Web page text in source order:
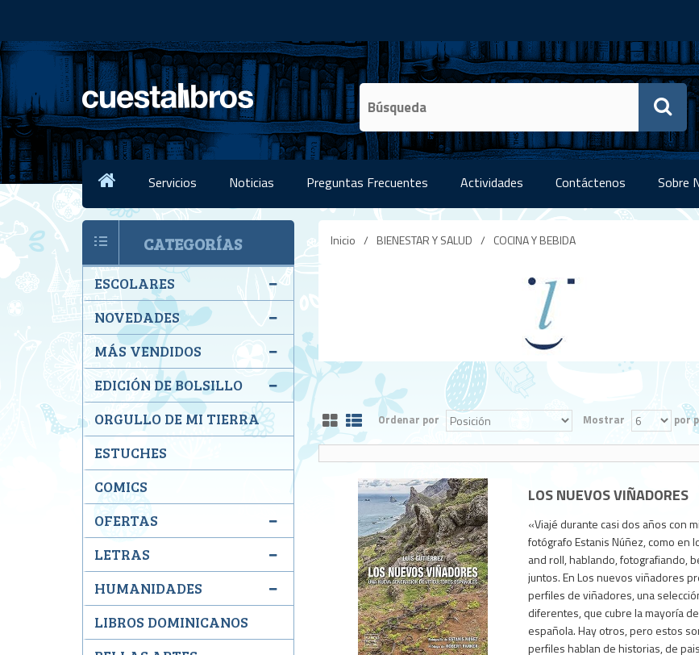
Servicios Noticias Preguntas Frecuentes Actividades Contáctenos Sobre
Inicio / BIENESTAR Y SALUD / COCINA Y BEBIDA
Ordenar por Mostrar por
1,350
LOS NUEVOS VIÑADORES
«Viajé durante casi dos años con
fotógrafo Estanis Núñez, como en
and roll, hablando, fotografiando,
juntos. En Los nuevos viñadores
perfiles de viñadores, una
diferentes, que cubre la mayoría
española. Hay otros, pero estos
perfiles hablan de historias, de
CATEGORÍAS
ESCOLARES
NOVEDADES
MÁS VENDIDOS
EDICIÓN DE BOLSILLO
ORGULLO DE MI TIERRA
ESTUCHES
COMICS
OFERTAS
LETRAS
HUMANIDADES
LIBROS DOMINICANOS